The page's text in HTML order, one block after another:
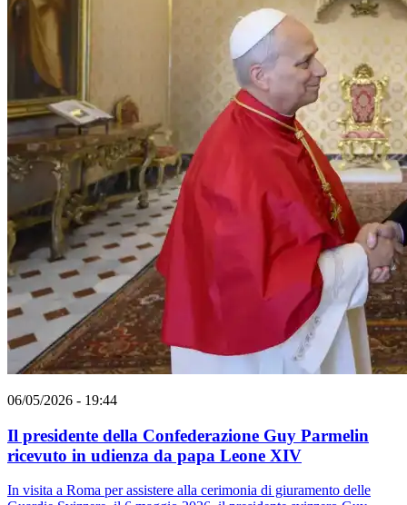
06/05/2026 - 19:44
Il presidente della Confederazione Guy Parmelin
ricevuto in udienza da papa Leone XIV
In visita a Roma per assistere alla cerimonia di giuramento delle